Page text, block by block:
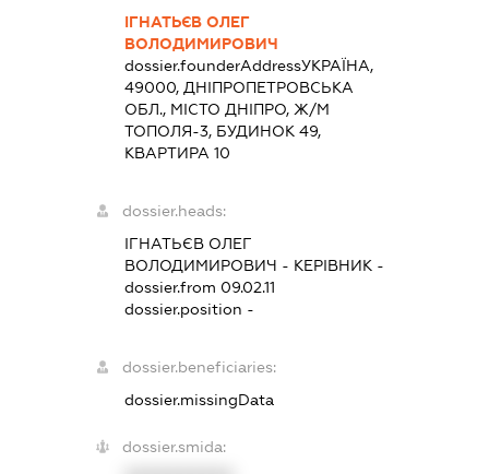
ІГНАТЬЄВ ОЛЕГ
ВОЛОДИМИРОВИЧ
dossier.founderAddressУКРАЇНА,
49000, ДНІПРОПЕТРОВСЬКА
ОБЛ., МІСТО ДНІПРО, Ж/М
ТОПОЛЯ-3, БУДИНОК 49,
КВАРТИРА 10
dossier.heads:
ІГНАТЬЄВ ОЛЕГ
ВОЛОДИМИРОВИЧ - КЕРІВНИК -
dossier.from 09.02.11
dossier.position -
dossier.beneficiaries:
dossier.missingData
dossier.smida: